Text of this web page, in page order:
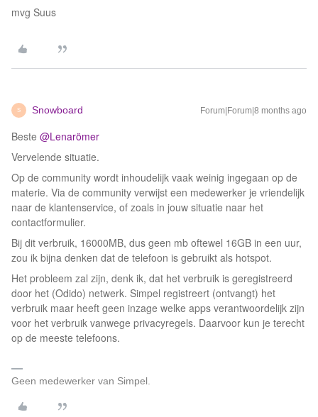
mvg Suus
S Snowboard Forum|Forum|8 months ago
Beste ​ @Lenarömer
Vervelende situatie.
Op de community wordt inhoudelijk vaak weinig ingegaan op de
materie. Via de community verwijst een medewerker je vriendelijk
naar de klantenservice, of zoals in jouw situatie naar het
contactformulier.
Bij dit verbruik, 16000MB, dus geen mb oftewel 16GB in een uur,
zou ik bijna denken dat de telefoon is gebruikt als hotspot.
Het probleem zal zijn, denk ik, dat het verbruik is geregistreerd
door het (Odido) netwerk. Simpel registreert (ontvangt) het
verbruik maar heeft geen inzage welke apps verantwoordelijk zijn
voor het verbruik vanwege privacyregels. Daarvoor kun je terecht
op de meeste telefoons.
Geen medewerker van Simpel.